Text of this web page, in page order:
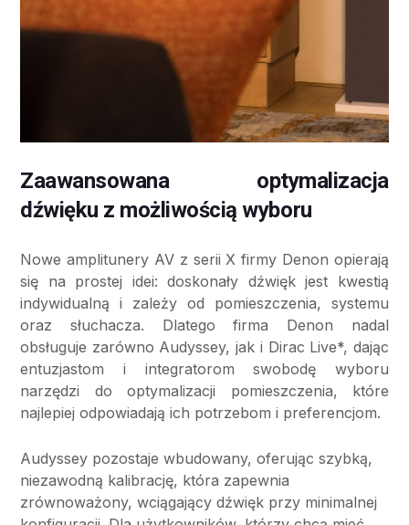
Zaawansowana optymalizacja
dźwięku z możliwością wyboru
Nowe amplitunery AV z serii X firmy Denon opierają
się na prostej idei: doskonały dźwięk jest kwestią
indywidualną i zależy od pomieszczenia, systemu
oraz słuchacza. Dlatego firma Denon nadal
obsługuje zarówno Audyssey, jak i Dirac Live*, dając
entuzjastom i integratorom swobodę wyboru
narzędzi do optymalizacji pomieszczenia, które
najlepiej odpowiadają ich potrzebom i preferencjom.
Audyssey pozostaje wbudowany, oferując szybką,
niezawodną kalibrację, która zapewnia
zrównoważony, wciągający dźwięk przy minimalnej